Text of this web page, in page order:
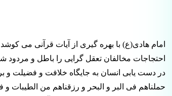
امام هادی(ع) با بهره گیری از آیات قرآنی می کوشد
احتجاجات مخالفان تعقل گرایی را باطل و
در دست یابی انسان به جایگاه خلافت و فضیلت و
حملناهم فی البر و البحر و رزقناهم من الطیبات